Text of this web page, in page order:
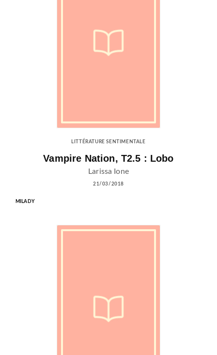
LITTÉRATURE SENTIMENTALE
Vampire Nation, T2.5 : Lobo
Larissa Ione
21/03/2018
MILADY